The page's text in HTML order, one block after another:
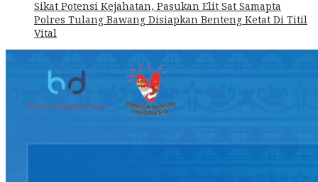
Sikat Potensi Kejahatan, Pasukan Elit Sat Samapta
Polres Tulang Bawang Disiapkan Benteng Ketat Di Titil
Vital